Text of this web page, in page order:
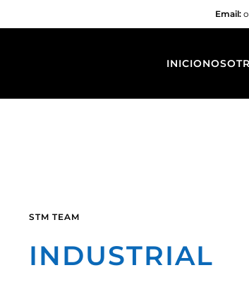
Email:
INICIO
STM TEAM
INDUSTRIAL